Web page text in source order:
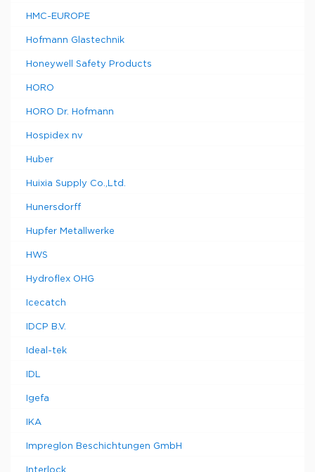
HMC-EUROPE
Hofmann Glastechnik
Honeywell Safety Products
HORO
HORO Dr. Hofmann
Hospidex nv
Huber
Huixia Supply Co.,Ltd.
Hunersdorff
Hupfer Metallwerke
HWS
Hydroflex OHG
Icecatch
IDCP B.V.
Ideal-tek
IDL
Igefa
IKA
Impreglon Beschichtungen GmbH
Interlock